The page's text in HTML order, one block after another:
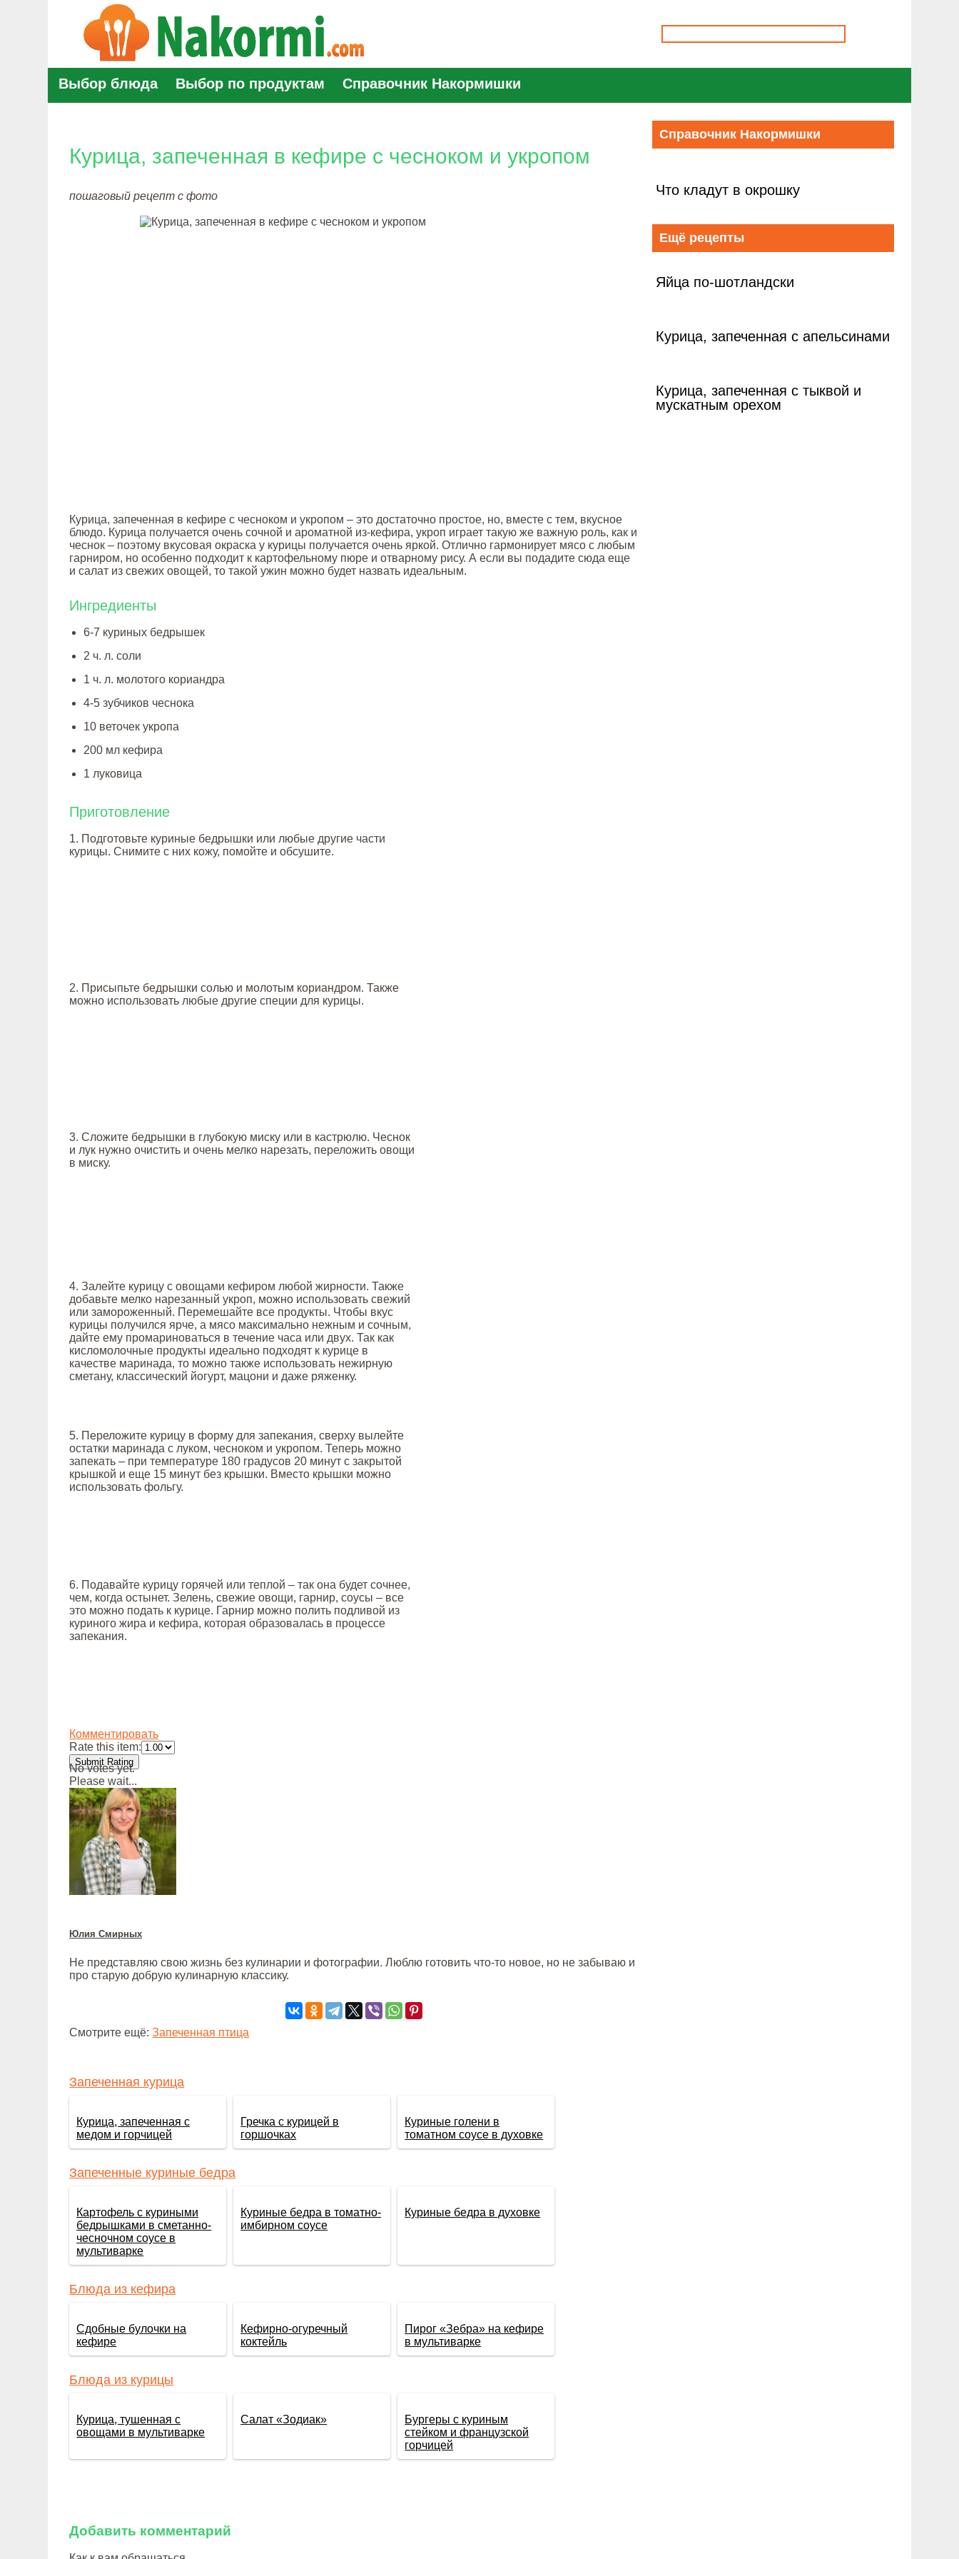
Выбор блюда Выбор по продуктам Справочник Накормишки
Курица, запеченная в кефире с чесноком и укропом
пошаговый рецепт с фото
Курица, запеченная в кефире с чесноком и укропом – это достаточно простое, но, вместе с тем, вкусное
блюдо. Курица получается очень сочной и ароматной из-кефира, укроп играет такую же важную роль, как и
чеснок – поэтому вкусовая окраска у курицы получается очень яркой. Отлично гармонирует мясо с любым
гарниром, но особенно подходит к картофельному пюре и отварному рису. А если вы подадите сюда еще
и салат из свежих овощей, то такой ужин можно будет назвать идеальным.
Ингредиенты
6-7 куриных бедрышек
2 ч. л. соли
1 ч. л. молотого кориандра
4-5 зубчиков чеснока
10 веточек укропа
200 мл кефира
1 луковица
Приготовление
1. Подготовьте куриные бедрышки или любые другие части
курицы. Снимите с них кожу, помойте и обсушите.
2. Присыпьте бедрышки солью и молотым кориандром. Также
можно использовать любые другие специи для курицы.
3. Сложите бедрышки в глубокую миску или в кастрюлю. Чеснок
и лук нужно очистить и очень мелко нарезать, переложить овощи
в миску.
4. Залейте курицу с овощами кефиром любой жирности. Также
добавьте мелко нарезанный укроп, можно использовать свежий
или замороженный. Перемешайте все продукты. Чтобы вкус
курицы получился ярче, а мясо максимально нежным и сочным,
дайте ему промариноваться в течение часа или двух. Так как
кисломолочные продукты идеально подходят к курице в
качестве маринада, то можно также использовать нежирную
сметану, классический йогурт, мацони и даже ряженку.
5. Переложите курицу в форму для запекания, сверху вылейте
остатки маринада с луком, чесноком и укропом. Теперь можно
запекать – при температуре 180 градусов 20 минут с закрытой
крышкой и еще 15 минут без крышки. Вместо крышки можно
использовать фольгу.
6. Подавайте курицу горячей или теплой – так она будет сочнее,
чем, когда остынет. Зелень, свежие овощи, гарнир, соусы – все
это можно подать к курице. Гарнир можно полить подливой из
куриного жира и кефира, которая образовалась в процессе
запекания.
Комментировать
Rate this item:
Submit Rating
No votes yet.
Please wait...
Юлия Смирных
Не представляю свою жизнь без кулинарии и фотографии. Люблю готовить что-то новое, но не забываю и
про старую добрую кулинарную классику.
Смотрите ещё:Запеченная птица
Запеченная курица
Курица, запеченная с
медом и горчицей
Гречка с курицей в
горшочках
Куриные голени в
томатном соусе в духовке
Запеченные куриные бедра
Картофель с куриными
бедрышками в сметанно-
чесночном соусе в
мультиварке
Куриные бедра в томатно-
имбирном соусе
Куриные бедра в духовке
Блюда из кефира
Сдобные булочки на
кефире
Кефирно-огуречный
коктейль
Пирог «Зебра» на кефире
в мультиварке
Блюда из курицы
Курица, тушенная с
овощами в мультиварке
Салат «Зодиак»
Бургеры с куриным
стейком и французской
горчицей
Добавить комментарий
Справочник Накормишки
Что кладут в окрошку
Ещё рецепты
Яйца по-шотландски
Курица, запеченная с апельсинами
Курица, запеченная с тыквой и
мускатным орехом